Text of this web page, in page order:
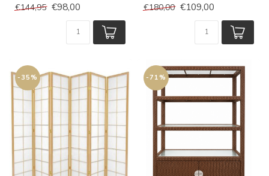
€144,95 €98,00 €180,00 €109,00
-35% -71%